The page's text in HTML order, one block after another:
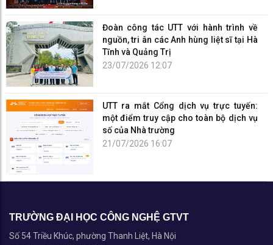
Đoàn công tác UTT với hành trình về
nguồn, tri ân các Anh hùng liệt sĩ tại Hà
Tĩnh và Quảng Trị
23/07/2026 12:07
UTT ra mắt Cổng dịch vụ trực tuyến:
một điểm truy cập cho toàn bộ dịch vụ
số của Nhà trường
21/07/2026 16:07
TRƯỜNG ĐẠI HỌC CÔNG NGHỆ GTVT
Số 54 Triều Khúc, phường Thanh Liệt, Hà Nội